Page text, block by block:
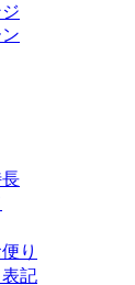
り
記